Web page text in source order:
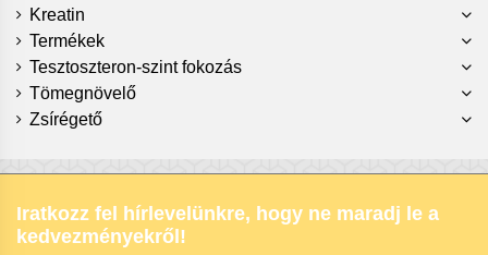
Kreatin
Termékek
Tesztoszteron-szint fokozás
Tömegnövelő
Zsírégető
Iratkozz fel hírlevelünkre, hogy ne maradj le a
kedvezményekről!